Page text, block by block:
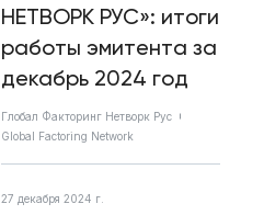
НЕТВОРК РУС»: итоги
работы эмитента за
декабрь 2024 год
Глобал Факторинг Нетворк Рус
Global Factoring Network
27 декабря 2024 г.